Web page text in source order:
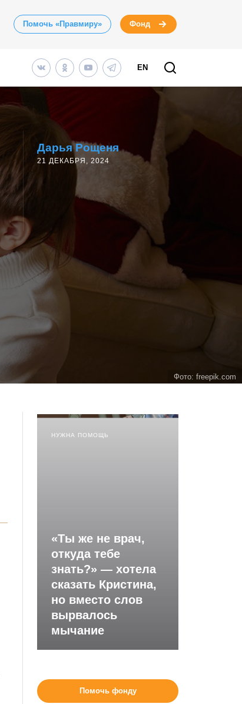
Помочь «Правмиру» Фонд
EN
Фото: freepik.com
Дарья Рощеня
21 ДЕКАБРЯ, 2024
НУЖНА ПОМОЩЬ
«Ты же не врач,
откуда тебе
знать?» — хотела
сказать Кристина,
но вместо слов
вырвалось
мычание
Помочь фонду